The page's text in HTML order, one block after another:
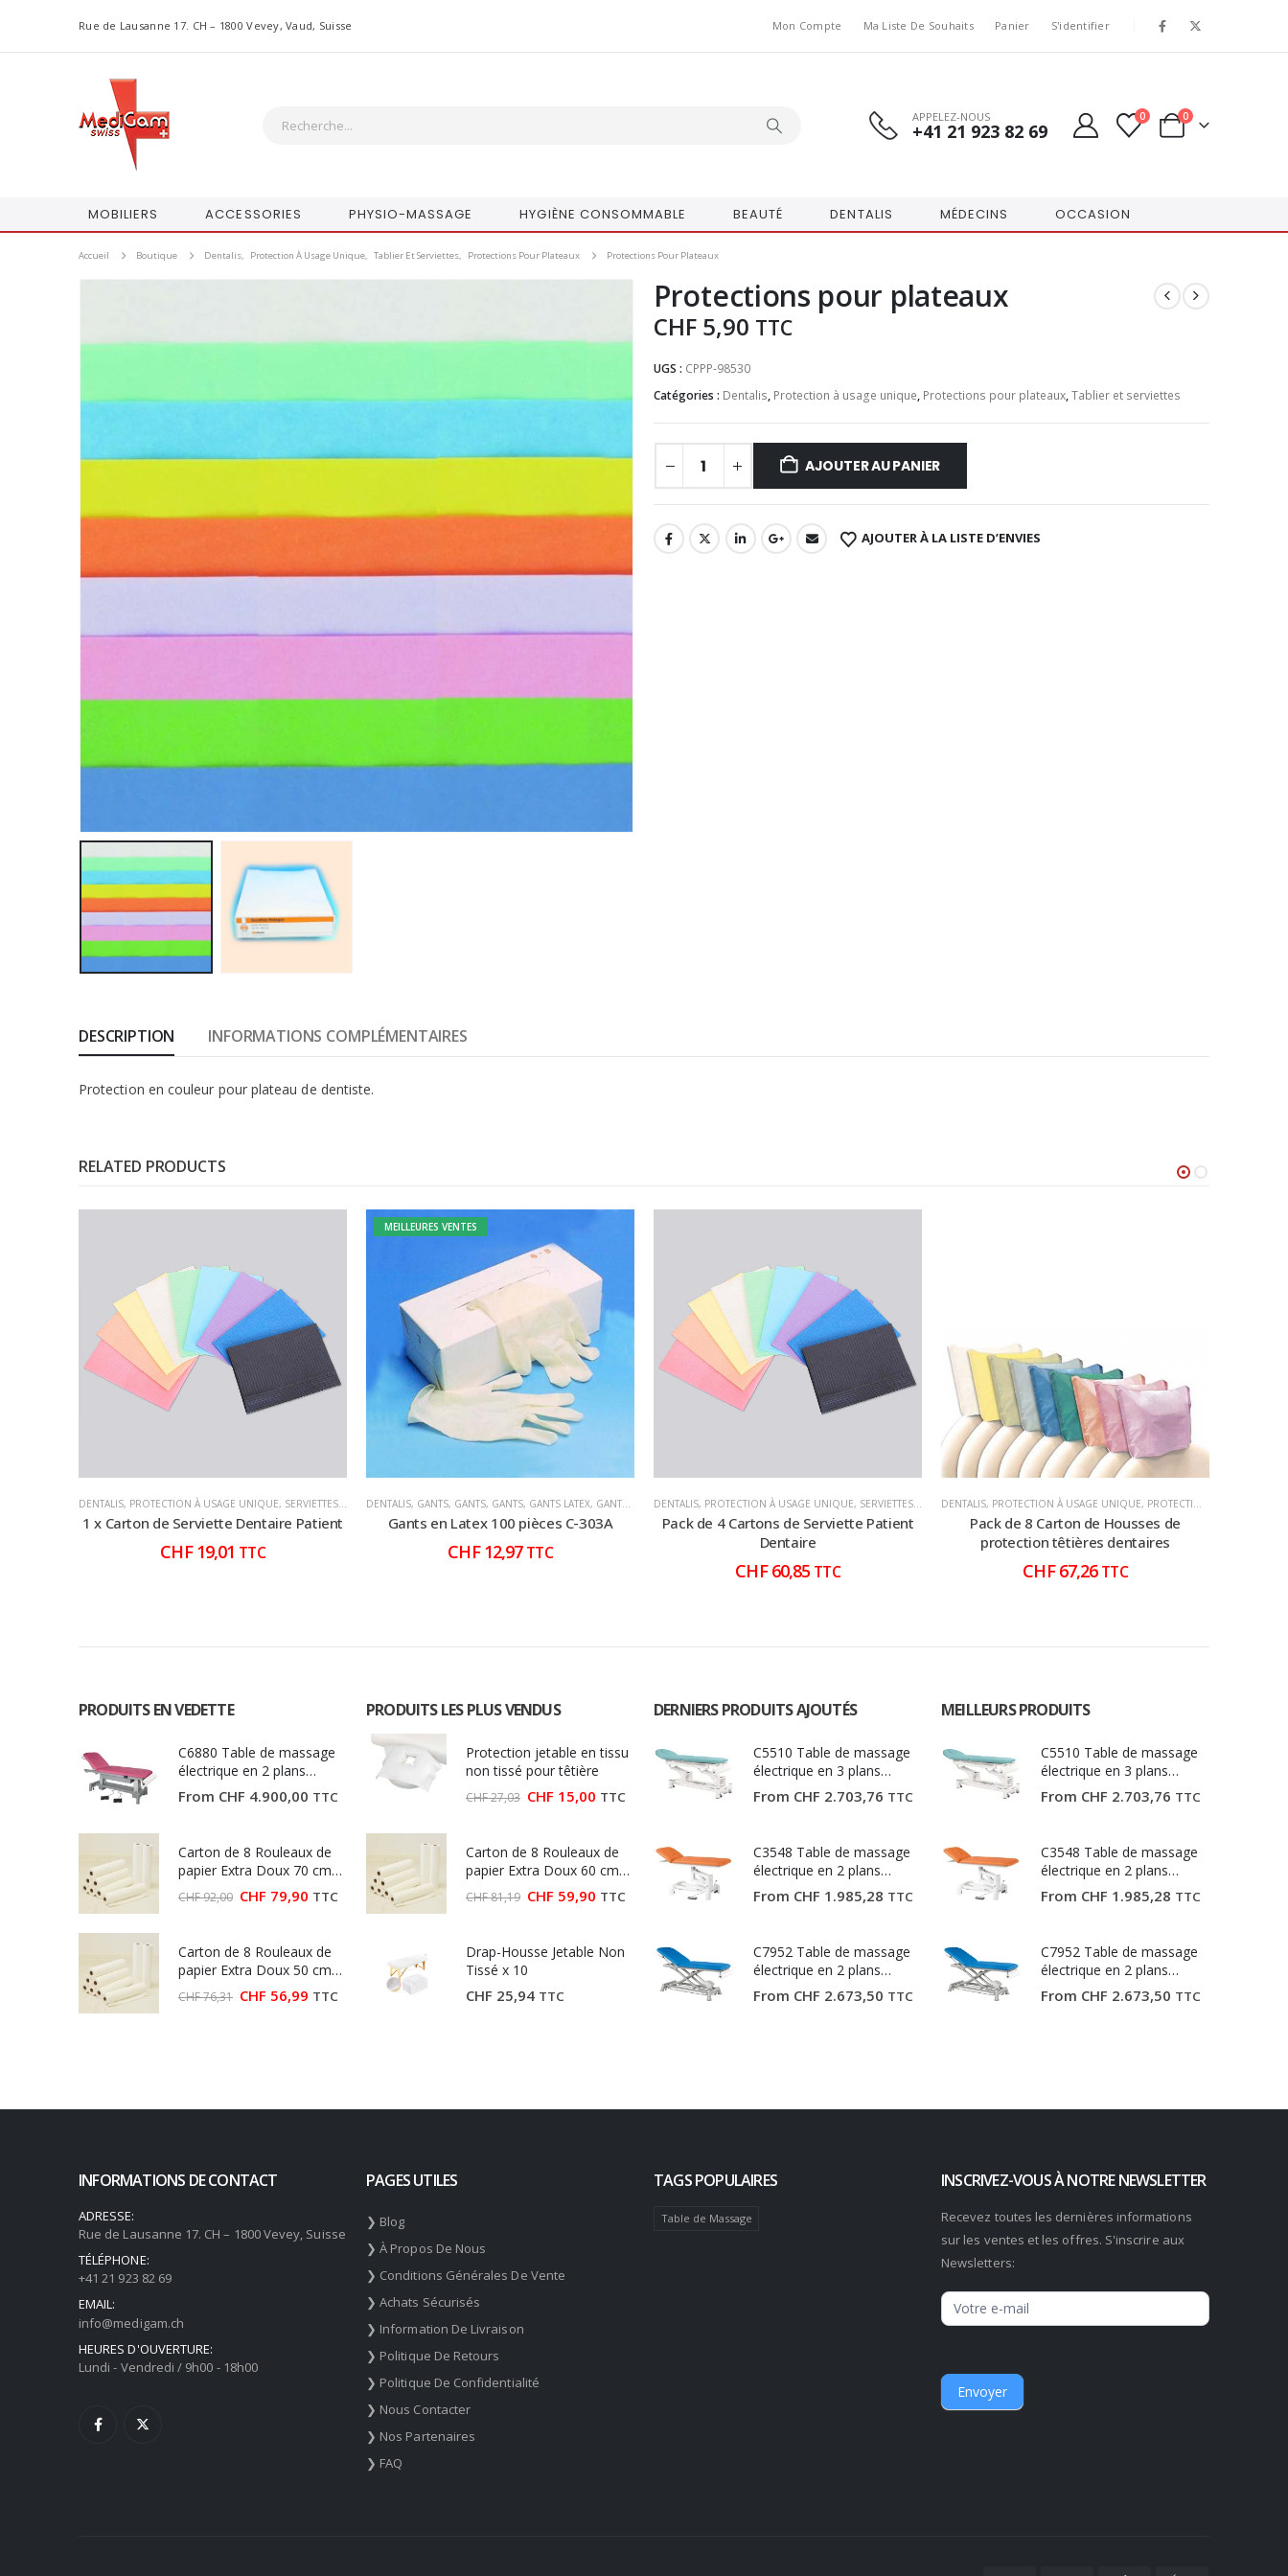
Rue de Lausanne 17. CH – 1800 Vevey, Vaud, Suisse Mon Compte Ma Liste De Souhaits Panier S'identifier
APPELEZ-NOUS
+41 21 923 82 69
0 0
MOBILIERS ACCESSORIES PHYSIO-MASSAGE HYGIÈNE CONSOMMABLE BEAUTÉ DENTALIS MÉDECINS OCCASION
Accueil Boutique Dentalis, Protection À Usage Unique, Tablier Et Serviettes, Protections Pour Plateaux Protections Pour Plateaux
Protections pour plateaux
CHF 5,90 TTC
UGS : CPPP-98530
Catégories : Dentalis, Protection à usage unique, Protections pour plateaux,Tablier et serviettes
AJOUTER AU PANIER
AJOUTER À LA LISTE D’ENVIES
DESCRIPTION INFORMATIONS COMPLÉMENTAIRES
Protection en couleur pour plateau de dentiste.
RELATED PRODUCTS
DENTALIS, PROTECTION À USAGE UNIQUE, SERVIETTES PATIENTS ,TABLIER ET SERVIETTES
1 x Carton de Serviette Dentaire Patient
CHF19,01 TTC
MEILLEURES VENTES
DENTALIS, GANTS, GANTS, GANTS, GANTS LATEX, GANTS LATEX ,HYGIÈNE ,HYGIÈNE CONSOMMABLE,HYGIÈNE CONSOMMABLE,MÉDECINS
Gants en Latex 100 pièces C-303A
CHF12,97 TTC
DENTALIS, PROTECTION À USAGE UNIQUE, SERVIETTES PATIENTS ,TABLIER ET SERVIETTES
Pack de 4 Cartons de Serviette Patient
Dentaire
CHF60,85 TTC
DENTALIS, PROTECTION À USAGE UNIQUE, PROTECTIONS POUR TÊTIÈRES
Pack de 8 Carton de Housses de
protection têtières dentaires
CHF67,26 TTC
PRODUITS EN VEDETTE
C6880 Table de massage
électrique en 2 plans
Ecopostural
From CHF 4.900,00 TTC
Carton de 8 Rouleaux de
papier Extra Doux 70 cm
(Largeur 70 cm)
CHF92,00 Le
CHF 92,00.
CHF 79,90Le
CHF 79,90.
TTC
Carton de 8 Rouleaux de
papier Extra Doux 50 cm
(Largeur 50 cm)
CHF76,31 Le
CHF 56,99Le
TTC
PRODUITS LES PLUS VENDUS
Protection jetable en tissu
non tissé pour têtière
CHF27,03 Le
CHF 27,03.
CHF 15,00Le
CHF 15,00.
TTC
Carton de 8 Rouleaux de
papier Extra Doux 60 cm
(Largeur 60 cm)
CHF81,19 Le
CHF 81,19.
CHF 59,90Le
CHF 59,90.
TTC
Drap-Housse Jetable Non
Tissé x 10
CHF 25,94 TTC
DERNIERS PRODUITS AJOUTÉS
C5510 Table de massage
électrique en 3 plans
Ecopostural
From CHF 2.703,76 TTC
C3548 Table de massage
électrique en 2 plans
Ecopostural
From CHF 1.985,28 TTC
C7952 Table de massage
électrique en 2 plans
Ecopostural
From CHF 2.673,50 TTC
MEILLEURS PRODUITS
C5510 Table de massage
électrique en 3 plans
Ecopostural
From CHF 2.703,76 TTC
C3548 Table de massage
électrique en 2 plans
Ecopostural
From CHF 1.985,28 TTC
C7952 Table de massage
électrique en 2 plans
Ecopostural
From CHF 2.673,50 TTC
INFORMATIONS DE CONTACT
ADRESSE:
Rue de Lausanne 17. CH – 1800 Vevey, Suisse
TÉLÉPHONE:
+41 21 923 82 69
EMAIL:
info@medigam.ch
HEURES D'OUVERTURE:
Lundi - Vendredi / 9h00 - 18h00
PAGES UTILES
❯ Blog
❯ À Propos De Nous
❯ Conditions Générales De Vente
❯ Achats Sécurisés
❯ Information De Livraison
❯ Politique De Retours
❯ Politique De Confidentialité
❯ Nous Contacter
❯ Nos Partenaires
❯ FAQ
TAGS POPULAIRES
Table de Massage
INSCRIVEZ-VOUS À NOTRE NEWSLETTER
Recevez toutes les dernières informations
sur les ventes et les offres. S'inscrire aux
Newsletters:
Newsletter
Envoyer